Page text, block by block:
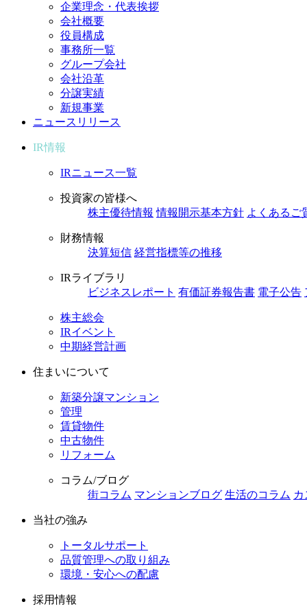
企業理念・代表挨拶
会社概要
役員構成
事務所一覧
グループ会社
会社沿革
分譲実績
新規事業
ニュースリリース
IR情報
IRニュース一覧
投資家の皆様へ
株主優待情報 情報開示基本方針 よくあるご
財務情報
決算短信 経営指標等の推移
IRライブラリ
ビジネスレポート 有価証券報告書 電子公告
株主総会
IRイベント
中期経営計画
住まいについて
新築分譲マンション
管理
賃貸物件
中古物件
リフォーム
コラム/ブログ
街コラム マンションブログ 生活のコラム
当社の強み
トータルサポート
品質管理への取り組み
環境・安心への配慮
採用情報